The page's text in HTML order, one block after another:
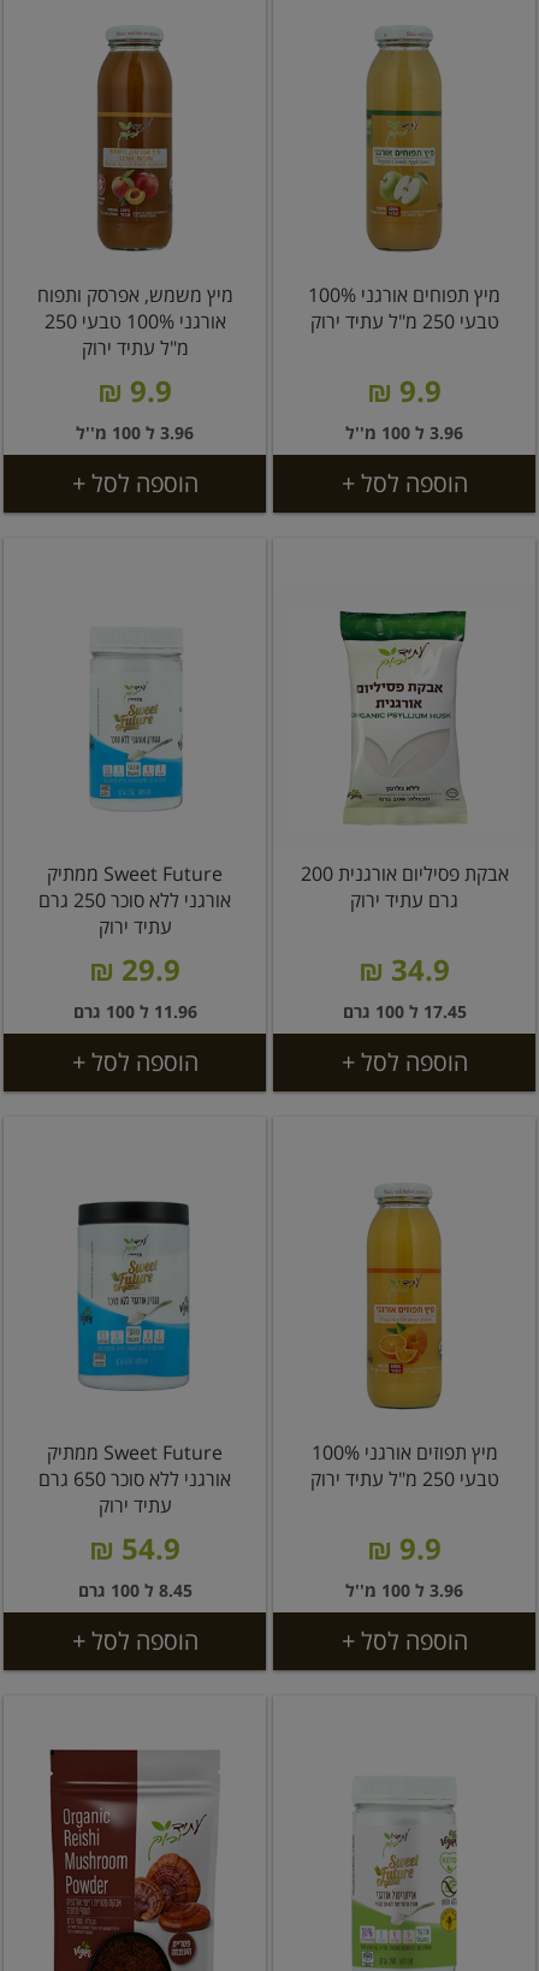
מיץ תפוחים אורגני 100%
טבעי 250 מ"ל עתיד ירוק
9.9 ₪
3.96 ל 100 מ''ל
הוספה לסל +
מיץ משמש, אפרסק ותפוח
אורגני 100% טבעי 250
מ"ל עתיד ירוק
9.9 ₪
3.96 ל 100 מ''ל
הוספה לסל +
אבקת פסיליום אורגנית 200
גרם עתיד ירוק
34.9 ₪
17.45 ל 100 גרם
הוספה לסל +
Sweet Future ממתיק
אורגני ללא סוכר 250 גרם
עתיד ירוק
29.9 ₪
11.96 ל 100 גרם
הוספה לסל +
מיץ תפוזים אורגני 100%
טבעי 250 מ"ל עתיד ירוק
9.9 ₪
3.96 ל 100 מ''ל
הוספה לסל +
Sweet Future ממתיק
אורגני ללא סוכר 650 גרם
עתיד ירוק
54.9 ₪
8.45 ל 100 גרם
הוספה לסל +